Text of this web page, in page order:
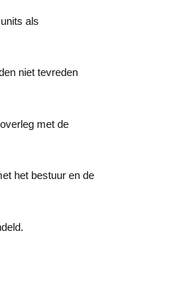
als
niet tevreden
met de
het bestuur en de